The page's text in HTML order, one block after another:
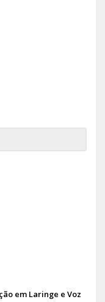
em Laringe e Voz